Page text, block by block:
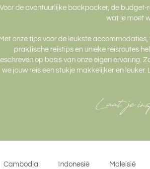
Voor de avontuurlijke backpacker, de
wat je moet
onze tips voor de leukste
praktische reistips en unieke reisroutes
op basis van onze eigen ervaring.
we jouw reis een stukje makkelijker en
Laat je
Cambodja Indonesië Maleisië